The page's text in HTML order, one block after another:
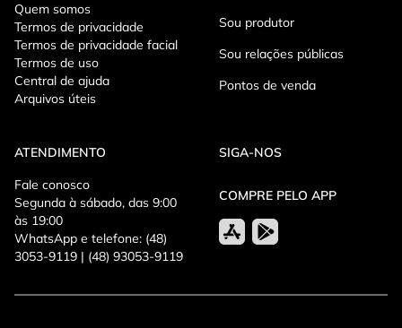
Regras Meia entrada:
Idoso a partir de 60 anos.
professores com carteira sindical expedida pela ANDES-
Estudantes com carteira de identidade estudantil expedida pela
Doadores de sangue regulares registrados no hemocentro e nos
bancos de sangue dos hospitais do Estado apresentando
documento de identidade oficial com foto e carteira de controle
das doações expedida pela Secretaria de Estado da Saúde ou
Quem somos
Termos de privacidade
Termos de privacidade facial
Termos de uso
Central de ajuda
Arquivos úteis
Sou produtor
Sou relações públicas
Pontos de venda
ATENDIMENTO
Fale conosco
Segunda à sábado, das 9:00
às 19:00
WhatsApp e telefone: (48)
3053-9119 | (48) 93053-9119
SIGA-NOS
COMPRE PELO APP